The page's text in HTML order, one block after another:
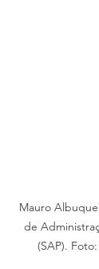
Mauro
de
(SAP).